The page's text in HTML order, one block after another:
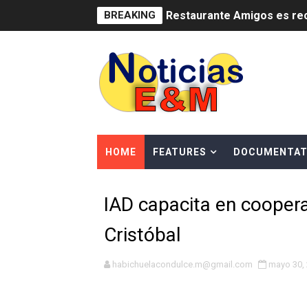
BREAKING Restaurante Amigos es
SNS y el SRSO actualizan
Osiris de León responde a
DGPCF: 55 años
Operativo interagencial
-Propeep y Gestión
Ministerio de Defensa
MICM y CECCOM
HOME FEATURES
IAD capacita en
Cristóbal
habichuelacondulce.m@gmail.com mayo 30,